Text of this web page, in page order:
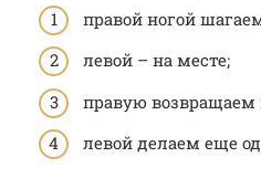
правой ногой
левой – на месте;
правую возвращаем
левой делаем еще